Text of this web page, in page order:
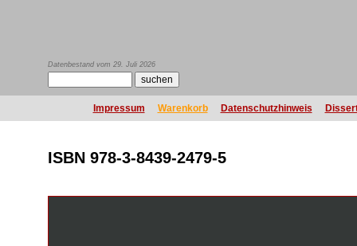
Datenbestand vom 29. Juli 2026
Impressum Warenkorb Datenschutzhinweis
ISBN 978-3-8439-2479-5